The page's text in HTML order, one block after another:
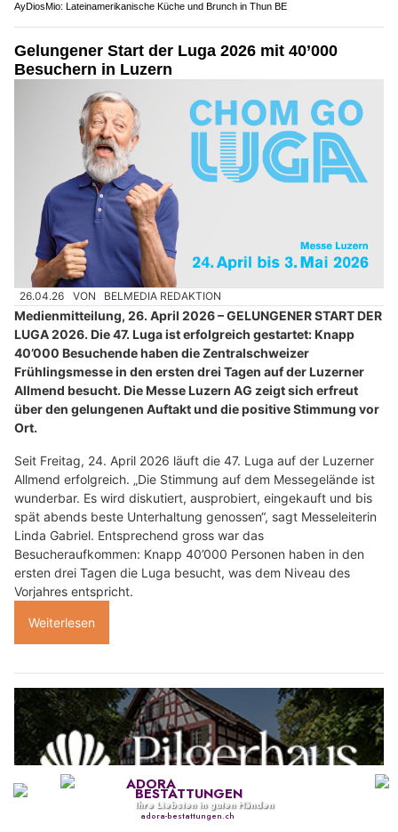
AyDiosMio: Lateinamerikanische Küche und Brunch in Thun BE
Gelungener Start der Luga 2026 mit 40’000
Besuchern in Luzern
26.04.26 VON BELMEDIA REDAKTION
Medienmitteilung, 26. April 2026 – GELUNGENER START DER
LUGA 2026. Die 47. Luga ist erfolgreich gestartet: Knapp
40’000 Besuchende haben die Zentralschweizer
Frühlingsmesse in den ersten drei Tagen auf der Luzerner
Allmend besucht. Die Messe Luzern AG zeigt sich erfreut
über den gelungenen Auftakt und die positive Stimmung vor
Ort.
Seit Freitag, 24. April 2026 läuft die 47. Luga auf der Luzerner
Allmend erfolgreich. „Die Stimmung auf dem Messegelände ist
wunderbar. Es wird diskutiert, ausprobiert, eingekauft und bis
spät abends beste Unterhaltung genossen“, sagt Messeleiterin
Linda Gabriel. Entsprechend gross war das
Besucheraufkommen: Knapp 40’000 Personen haben in den
ersten drei Tagen die Luga besucht, was dem Niveau des
Vorjahres entspricht.
Weiterlesen